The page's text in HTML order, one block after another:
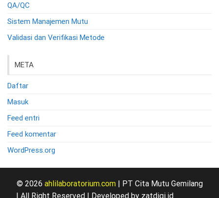
QA/QC
Sistem Manajemen Mutu
Validasi dan Verifikasi Metode
META
Daftar
Masuk
Feed entri
Feed komentar
WordPress.org
© 2026 ahlilaboratorium.com| PT Cita Mutu Gemilang
| All Right Reserved | Developed by zatdigi.id